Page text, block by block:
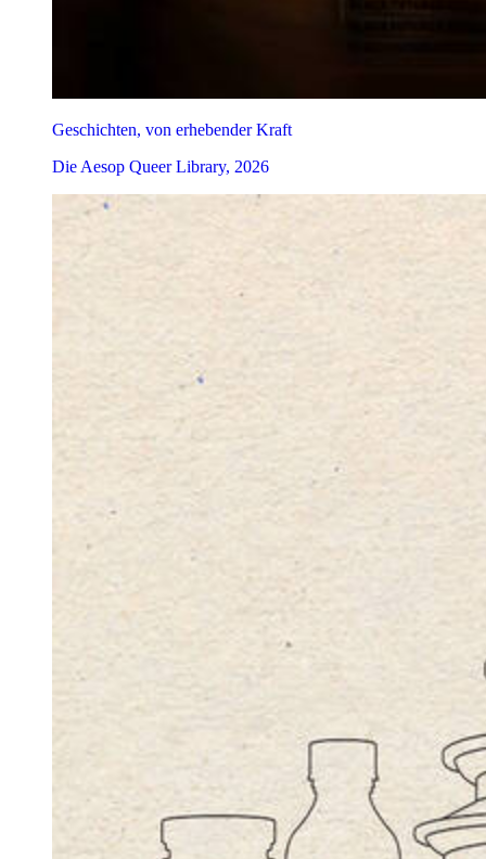
Geschichten, von erhebender Kraft
Die Aesop Queer Library, 2026